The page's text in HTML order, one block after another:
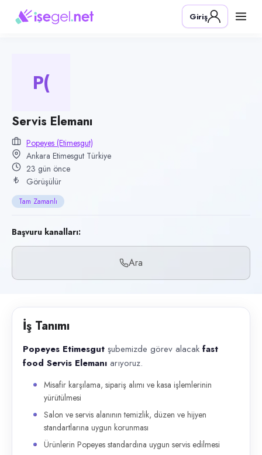
Pozisyon
Servis Elemanı
Kategori
Konum
Etimesgut, Ankara
Çalışma şekli
Tam Zamanlı · Ofis
Yayın tarihi
14 Temmuz 2026
Son geçerlilik
12 Ekim 2026
İlan açıklaması
Popeyes Etimesgut şubemizde görev alacak fast food Servis Elemanı
Giriş
P(
Servis Elemanı
Popeyes (Etimesgut)
Ankara Etimesgut Türkiye
23 gün önce
Görüşülür
Tam Zamanlı
Başvuru kanalları:
Ara
İş Tanımı
Popeyes Etimesgut şubemizde görev alacak fast
food Servis Elemanı arıyoruz.
Misafir karşılama, sipariş alımı ve kasa işlemlerinin
yürütülmesi
Salon ve servis alanının temizlik, düzen ve hijyen
standartlarına uygun korunması
Ürünlerin Popeyes standardına uygun servis edilmesi